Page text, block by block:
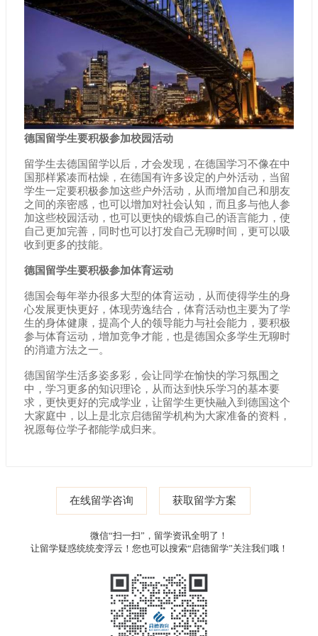
德国留学生要积极参加校园活动
留学生去德国留学以后，才会发现，在德国学习不像在中
国那样紧凑而枯燥，在德国有许多设定的户外活动，当留
学生一定要积极参加这些户外活动，从而增加自己和朋友
之间的亲密感，也可以增加对社会认知，而且多与他人参
加这些校园活动，也可以更快的锻炼自己的语言能力，使
自己更加完善，同时也可以打发自己无聊时间，更可以吸
收到更多的技能。
德国留学生要积极参加体育运动
德国会每年举办很多大型的体育运动，从而使得学生的身
心发展更快更好，体现劳逸结合，体育活动也主要为了学
生的身体健康，提高个人的领导能力与社会能力，要积极
参与体育运动，增加竞争才能，也是德国众多学生无聊时
的消遣方法之一。
德国留学生活多姿多彩，会让同学在愉快的学习氛围之
中，学习更多的知识理论，从而达到快乐学习的基本要
求，更快更好的完成学业，让留学生更快融入到德国这个
大家庭中，以上是北京启德留学机构为大家准备的资料，
祝愿每位学子都能学成归来。
在线留学咨询 获取留学方案
微信“扫一扫”，留学资讯全明了！
让留学疑惑统统变浮云！您也可以搜索“启德留学”关注我们哦！